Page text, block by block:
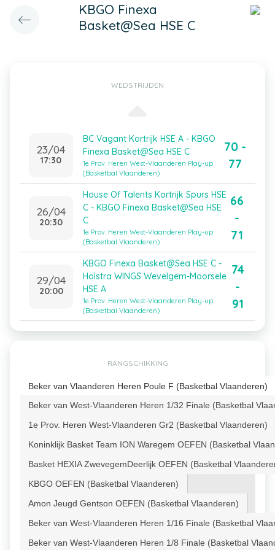
KBGO Finexa
Basket@Sea HSE C
WEDSTRIJDEN
23/04
17:30
BC Vagant Kortrijk HSE A - KBGO
Finexa Basket@Sea HSE C
1e Prov. Heren West-Vlaanderen Play-up
(Basketbal Vlaanderen)
70 -
77
26/04
20:30
House Of Talents Kortrijk Spurs HSE
C - KBGO Finexa Basket@Sea HSE
C
1e Prov. Heren West-Vlaanderen Play-up
(Basketbal Vlaanderen)
66
-
71
29/04
20:00
KBGO Finexa Basket@Sea HSE C -
Holstra WINGS Wevelgem-Moorsele
HSE A
1e Prov. Heren West-Vlaanderen Play-up
(Basketbal Vlaanderen)
74
-
91
RANGSCHIKKING
Beker van Vlaanderen Heren Poule F (Basketbal Vlaanderen)
Beker van West-Vlaanderen Heren 1/32 Finale (Basketbal
1e Prov. Heren West-Vlaanderen Gr2 (Basketbal Vlaanderen)
Koninklijk Basket Team ION Waregem OEFEN (Basketbal
Basket HEXIA ZwevegemDeerlijk OEFEN (Basketbal
KBGO OEFEN (Basketbal Vlaanderen)
Amon Jeugd Gentson OEFEN (Basketbal Vlaanderen)
Beker van West-Vlaanderen Heren 1/16 Finale (Basketbal
Beker van West-Vlaanderen Heren 1/8 Finale (Basketbal